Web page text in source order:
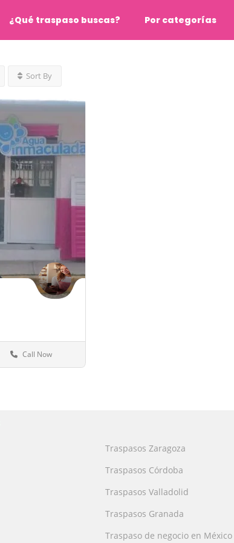
¿Qué traspaso buscas? Por categorías
Sort By
Estado de Mexico
Call Now
Traspasos Zaragoza
Traspasos Córdoba
Traspasos Valladolid
Traspasos Granada
Traspaso de negocio en México